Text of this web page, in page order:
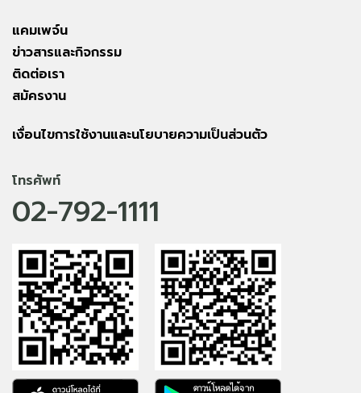
แคมเพจ์น
ข่าวสารและกิจกรรม
ติดต่อเรา
สมัครงาน
เงื่อนไขการใช้งานและนโยบายความเป็นส่วนตัว
โทรศัพท์
02-792-1111